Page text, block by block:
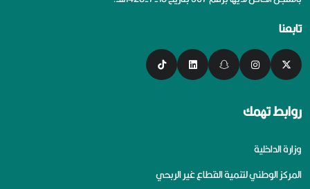
تابعنا
روابط تهمك
وزارة الداخلية
المركز الوطني لتنمية القطاع غير الربحي